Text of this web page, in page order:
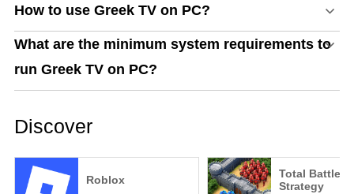
How to use Greek TV on PC?
What are the minimum system requirements to
run Greek TV on PC?
Discover
Roblox
Total Battle:
Strategy